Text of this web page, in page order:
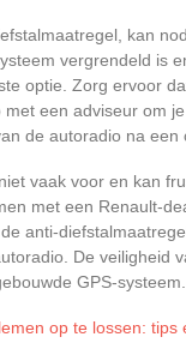
kan
vergrendeld is
optie. Zorg ervoor
een adviseur om
de autoradio na
vaak voor en kan
met een Renault-
anti-
De veiligheid
GPS-systeem.
op te lossen: